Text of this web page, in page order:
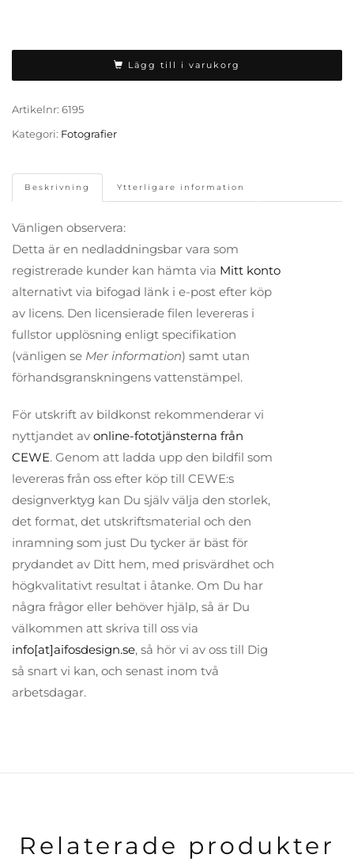
Lägg till i varukorg
Artikelnr: 6195
Kategori: Fotografier
Beskrivning Ytterligare information
Vänligen observera:
Detta är en nedladdningsbar vara som
registrerade kunder kan hämta via Mitt konto
alternativt via bifogad länk i e-post efter köp
av licens. Den licensierade filen levereras i
fullstor upplösning enligt specifikation
(vänligen se Mer information) samt utan
förhandsgranskningens vattenstämpel.
För utskrift av bildkonst rekommenderar vi
nyttjandet av online-fototjänsterna från
CEWE. Genom att ladda upp den bildfil som
levereras från oss efter köp till CEWE:s
designverktyg kan Du själv välja den storlek,
det format, det utskriftsmaterial och den
inramning som just Du tycker är bäst för
prydandet av Ditt hem, med prisvärdhet och
högkvalitativt resultat i åtanke. Om Du har
några frågor eller behöver hjälp, så är Du
välkommen att skriva till oss via
info[at]aifosdesign.se, så hör vi av oss till Dig
så snart vi kan, och senast inom två
arbetsdagar.
Relaterade produkter